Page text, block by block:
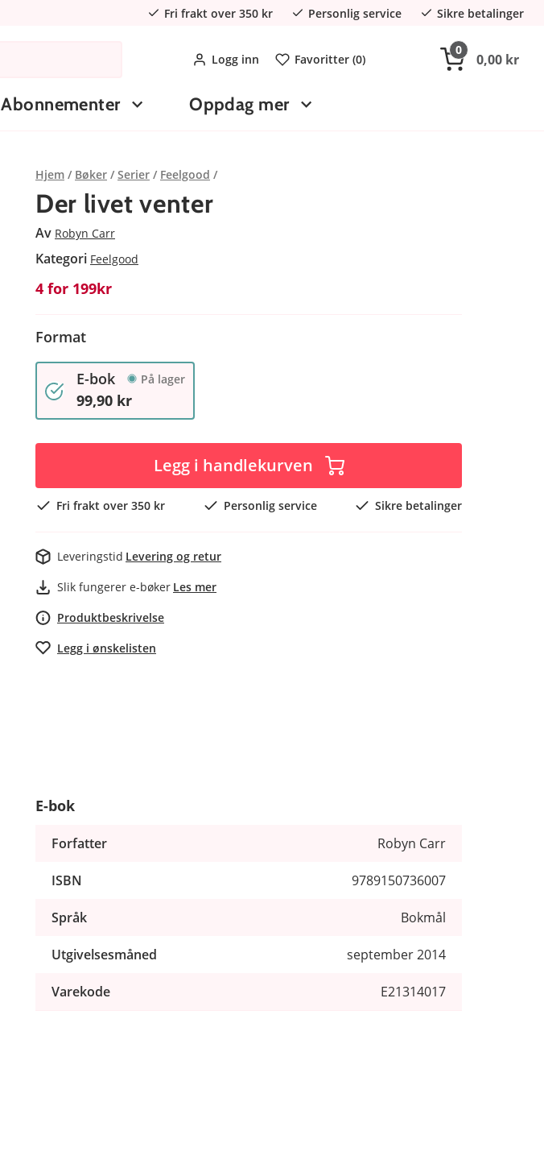
Fri frakt over 350 kr Personlig service Sikre betalinger
Logg inn Favoritter (0)
0
0,00 kr
Abonnementer Oppdag mer
Hjem Bøker Serier Feelgood
Der livet venter
Av Robyn Carr
Kategori Feelgood
4 for 199kr
Format
E-bok På lager
99,90 kr
Legg i handlekurven
Fri frakt over 350 kr Personlig service Sikre betalinger
Leveringstid Levering og retur
Slik fungerer e-bøker Les mer
Produktbeskrivelse
Legg i ønskelisten
E-bok
Forfatter Robyn Carr
ISBN 9789150736007
Språk Bokmål
Utgivelsesmåned september 2014
Varekode E21314017